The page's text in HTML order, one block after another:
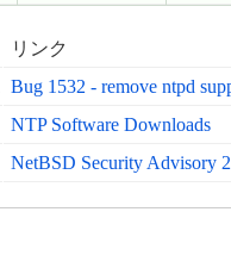
リンク
Bug 1532 - remove ntpd
NTP Software Downloads
NetBSD Security Advisory